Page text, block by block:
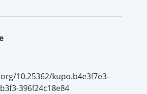
10.25362/kupo.b4e3f7e3-
396f24c18e84